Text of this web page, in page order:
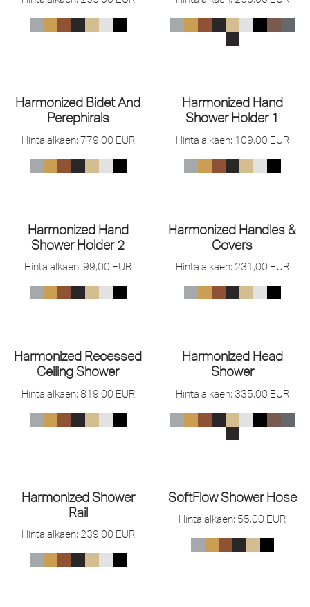
Harmonized Bidet And
Perephirals
Hinta alkaen: 779,00 EUR
Harmonized Hand
Shower Holder 1
Hinta alkaen: 109,00 EUR
Harmonized Hand
Shower Holder 2
Hinta alkaen: 99,00 EUR
Harmonized Handles &
Covers
Hinta alkaen: 231,00 EUR
Harmonized Recessed
Ceiling Shower
Hinta alkaen: 819,00 EUR
Harmonized Head
Shower
Hinta alkaen: 335,00 EUR
Harmonized Shower
Rail
Hinta alkaen: 239,00 EUR
SoftFlow Shower Hose
Hinta alkaen: 55,00 EUR